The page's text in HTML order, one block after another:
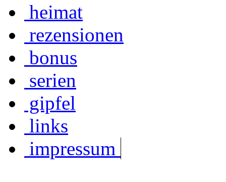
heimat
rezensionen
bonus
serien
gipfel
links
impressum